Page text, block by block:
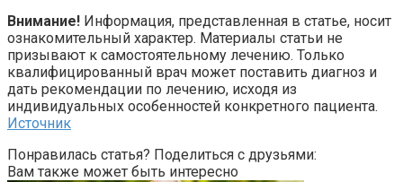
Внимание! Информация, представленная в статье, носит
ознакомительный характер. Материалы статьи не
призывают к самостоятельному лечению. Только
квалифицированный врач может поставить диагноз и
дать рекомендации по лечению, исходя из
индивидуальных особенностей конкретного пациента.
Источник
Понравилась статья? Поделиться с друзьями:
Вам также может быть интересно